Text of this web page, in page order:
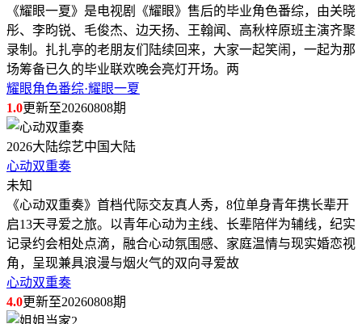
《耀眼一夏》是电视剧《耀眼》售后的毕业角色番综，由关晓
彤、李昀锐、毛俊杰、边天扬、王翰闻、高秋梓原班主演齐聚
录制。扎扎亭的老朋友们陆续回来，大家一起笑闹，一起为那
场筹备已久的毕业联欢晚会亮灯开场。两
耀眼角色番综·耀眼一夏
1.0更新至20260808期
2026大陆综艺中国大陆
心动双重奏
未知
《心动双重奏》首档代际交友真人秀，8位单身青年携长辈开
启13天寻爱之旅。以青年心动为主线、长辈陪伴为辅线，纪实
记录约会相处点滴，融合心动氛围感、家庭温情与现实婚恋视
角，呈现兼具浪漫与烟火气的双向寻爱故
心动双重奏
4.0更新至20260808期